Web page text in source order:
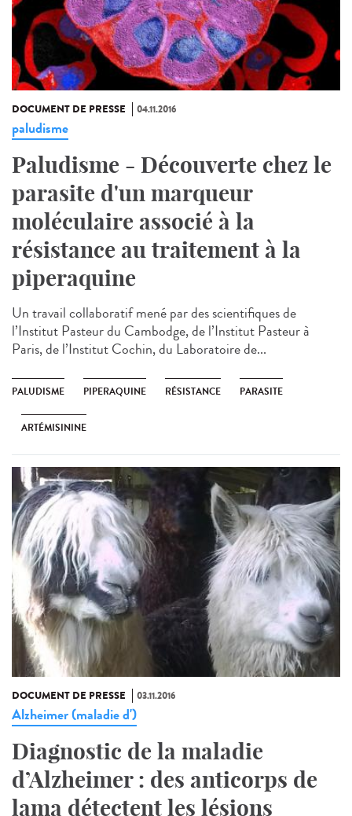
DOCUMENT DE PRESSE 04.11.2016
paludisme
Paludisme - Découverte chez le
parasite d'un marqueur
moléculaire associé à la
résistance au traitement à la
piperaquine
Un travail collaboratif mené par des scientifiques de
l’Institut Pasteur du Cambodge, de l’Institut Pasteur à
Paris, de l’Institut Cochin, du Laboratoire de...
PALUDISME PIPERAQUINE RÉSISTANCE PARASITE
ARTÉMISININE
DOCUMENT DE PRESSE 03.11.2016
Alzheimer (maladie d')
Diagnostic de la maladie
d’Alzheimer : des anticorps de
lama détectent les lésions